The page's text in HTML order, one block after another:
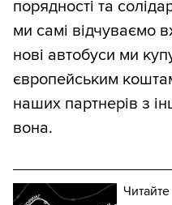
порядності та
ми самі відчуваємо
нові автобуси ми
європейським
наших партнерів з
вона.